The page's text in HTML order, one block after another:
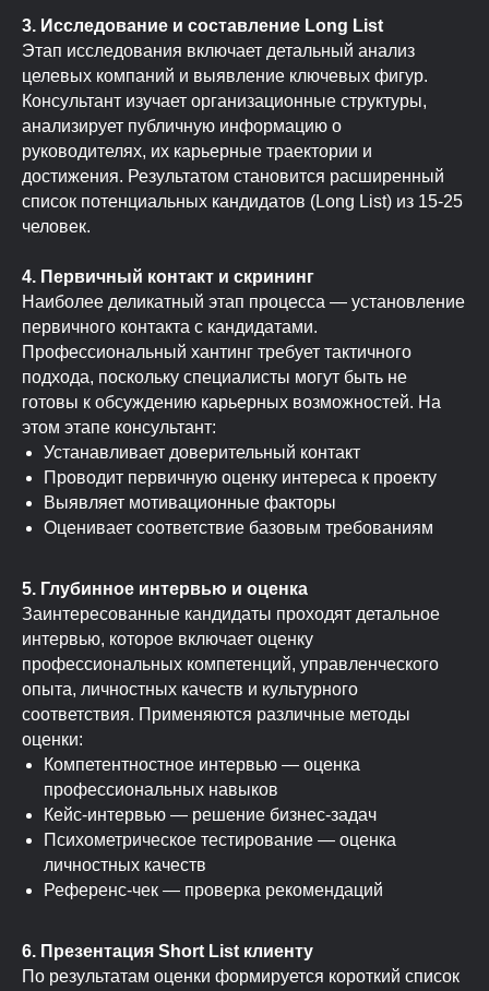
3. Исследование и составление Long List
Этап исследования включает детальный анализ
целевых компаний и выявление ключевых фигур.
Консультант изучает организационные структуры,
анализирует публичную информацию о
руководителях, их карьерные траектории и
достижения. Результатом становится расширенный
список потенциальных кандидатов (Long List) из 15-25
человек.
4. Первичный контакт и скрининг
Наиболее деликатный этап процесса — установление
первичного контакта с кандидатами.
Профессиональный хантинг требует тактичного
подхода, поскольку специалисты могут быть не
готовы к обсуждению карьерных возможностей. На
этом этапе консультант:
Устанавливает доверительный контакт
Проводит первичную оценку интереса к проекту
Выявляет мотивационные факторы
Оценивает соответствие базовым требованиям
5. Глубинное интервью и оценка
Заинтересованные кандидаты проходят детальное
интервью, которое включает оценку
профессиональных компетенций, управленческого
опыта, личностных качеств и культурного
соответствия. Применяются различные методы
оценки:
Компетентностное интервью — оценка
профессиональных навыков
Кейс-интервью — решение бизнес-задач
Психометрическое тестирование — оценка
личностных качеств
Референс-чек — проверка рекомендаций
6. Презентация Short List клиенту
По результатам оценки формируется короткий список